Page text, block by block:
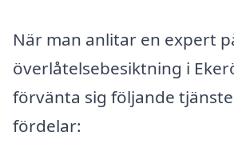
När man anlitar en expert
överlåtelsebesiktning i
förvänta sig följande
fördelar: